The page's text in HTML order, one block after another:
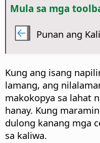
Mula sa mga
Punan ang
Kung ang isang
lamang, ang
makokopya sa lahat
hanay. Kung
dulong kanang mga
sa kaliwa.